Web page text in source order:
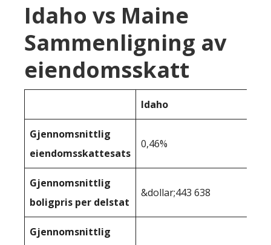
Idaho vs Maine
Sammenligning av
eiendomsskatt
Idaho
Gjennomsnittlig
eiendomsskattesats
0,46%
Gjennomsnittlig
boligpris per delstat
&dollar;443 638
Gjennomsnittlig